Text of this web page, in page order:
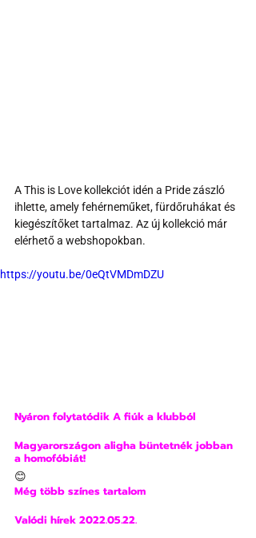
A This is Love kollekciót idén a Pride zászló
ihlette, amely fehérneműket, fürdőruhákat és
kiegészítőket tartalmaz. Az új kollekció már
elérhető a webshopokban.
https://youtu.be/0eQtVMDmDZU
Nyáron folytatódik A fiúk a klubból
Magyarországon aligha büntetnék jobban
a homofóbiát!
😊
Még több színes tartalom
Valódi hírek 2022.05.22.